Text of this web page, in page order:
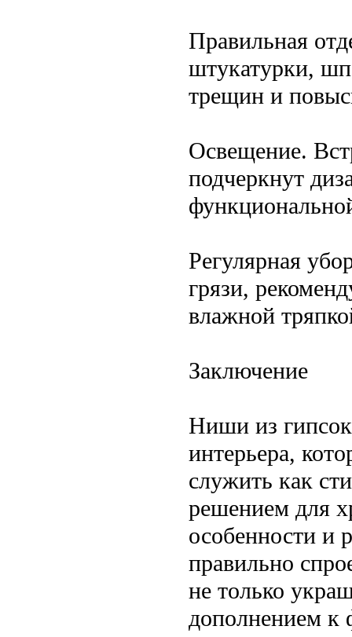
Правильная
штукатурки,
трещин и
Освещение.
подчеркнут
Регулярная
грязи,
влажной
Заключение
Ниши из
интерьера,
служить как
решением для
особенности и
правильно
не только
дополнением к